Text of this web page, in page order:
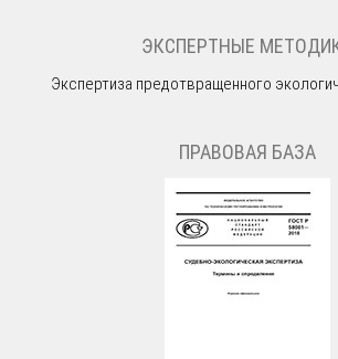
ЭКСПЕРТНЫЕ
Экспертиза предотвращенного
ПРАВОВАЯ БАЗА